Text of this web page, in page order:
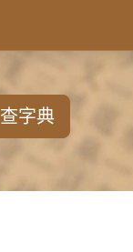
查字典